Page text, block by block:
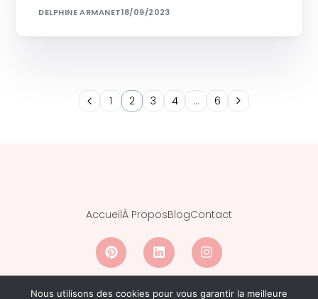
DELPHINE ARMANET18/09/2023
1 2 3 4 … 6
AccueilÀ ProposBlogContact
Nous utilisons des cookies pour vous garantir la meilleure